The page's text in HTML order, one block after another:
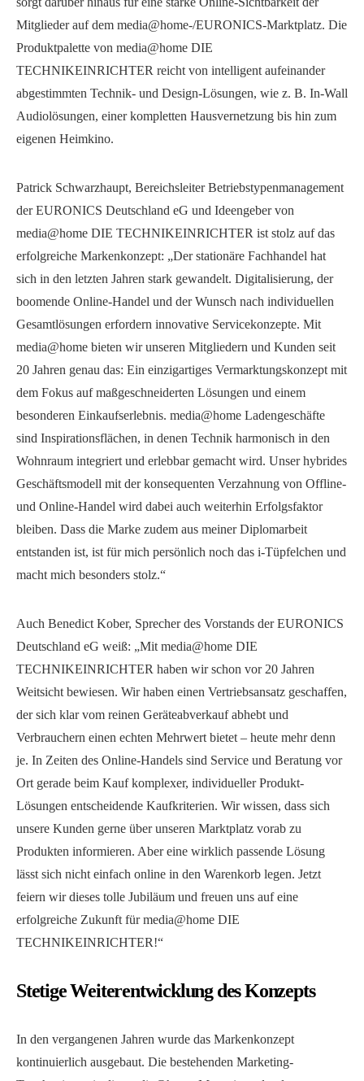
Mitglieder auf dem media@home-/EURONICS-Marktplatz. Die
Produktpalette von media@home DIE
TECHNIKEINRICHTER reicht von intelligent aufeinander
abgestimmten Technik- und Design-Lösungen, wie z. B. In-Wall
Audiolösungen, einer kompletten Hausvernetzung bis hin zum
eigenen Heimkino.
Patrick Schwarzhaupt, Bereichsleiter Betriebstypenmanagement
der EURONICS Deutschland eG und Ideengeber von
media@home DIE TECHNIKEINRICHTER ist stolz auf das
erfolgreiche Markenkonzept: „Der stationäre Fachhandel hat
sich in den letzten Jahren stark gewandelt. Digitalisierung, der
boomende Online-Handel und der Wunsch nach individuellen
Gesamtlösungen erfordern innovative Servicekonzepte. Mit
media@home bieten wir unseren Mitgliedern und Kunden seit
20 Jahren genau das: Ein einzigartiges Vermarktungskonzept mit
dem Fokus auf maßgeschneiderten Lösungen und einem
besonderen Einkaufserlebnis. media@home Ladengeschäfte
sind Inspirationsflächen, in denen Technik harmonisch in den
Wohnraum integriert und erlebbar gemacht wird. Unser hybrides
Geschäftsmodell mit der konsequenten Verzahnung von Offline-
und Online-Handel wird dabei auch weiterhin Erfolgsfaktor
bleiben. Dass die Marke zudem aus meiner Diplomarbeit
entstanden ist, ist für mich persönlich noch das i-Tüpfelchen und
macht mich besonders stolz.“
Auch Benedict Kober, Sprecher des Vorstands der EURONICS
Deutschland eG weiß: „Mit media@home DIE
TECHNIKEINRICHTER haben wir schon vor 20 Jahren
Weitsicht bewiesen. Wir haben einen Vertriebsansatz geschaffen,
der sich klar vom reinen Geräteabverkauf abhebt und
Verbrauchern einen echten Mehrwert bietet – heute mehr denn
je. In Zeiten des Online-Handels sind Service und Beratung vor
Ort gerade beim Kauf komplexer, individueller Produkt-
Lösungen entscheidende Kaufkriterien. Wir wissen, dass sich
unsere Kunden gerne über unseren Marktplatz vorab zu
Produkten informieren. Aber eine wirklich passende Lösung
lässt sich nicht einfach online in den Warenkorb legen. Jetzt
feiern wir dieses tolle Jubiläum und freuen uns auf eine
erfolgreiche Zukunft für media@home DIE
TECHNIKEINRICHTER!“
Stetige Weiterentwicklung des Konzepts
In den vergangenen Jahren wurde das Markenkonzept
kontinuierlich ausgebaut. Die bestehenden Marketing-